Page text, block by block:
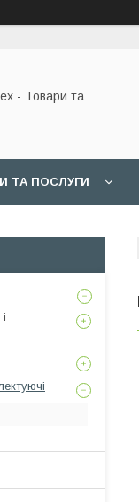
- Товари та
ТА ПОСЛУГИ